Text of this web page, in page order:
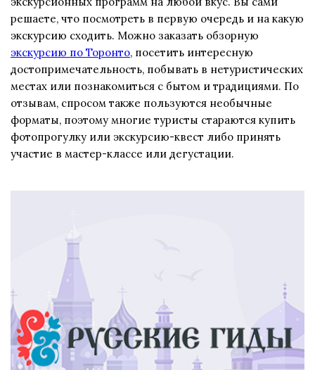
решаете, что посмотреть в первую очередь и на какую
экскурсию сходить. Можно заказать обзорную
экскурсию по Торонто, посетить интересную
достопримечательность, побывать в нетуристических
местах или познакомиться с бытом и традициями. По
отзывам, спросом также пользуются необычные
форматы, поэтому многие туристы стараются купить
фотопрогулку или экскурсию-квест либо принять
участие в мастер-классе или дегустации.